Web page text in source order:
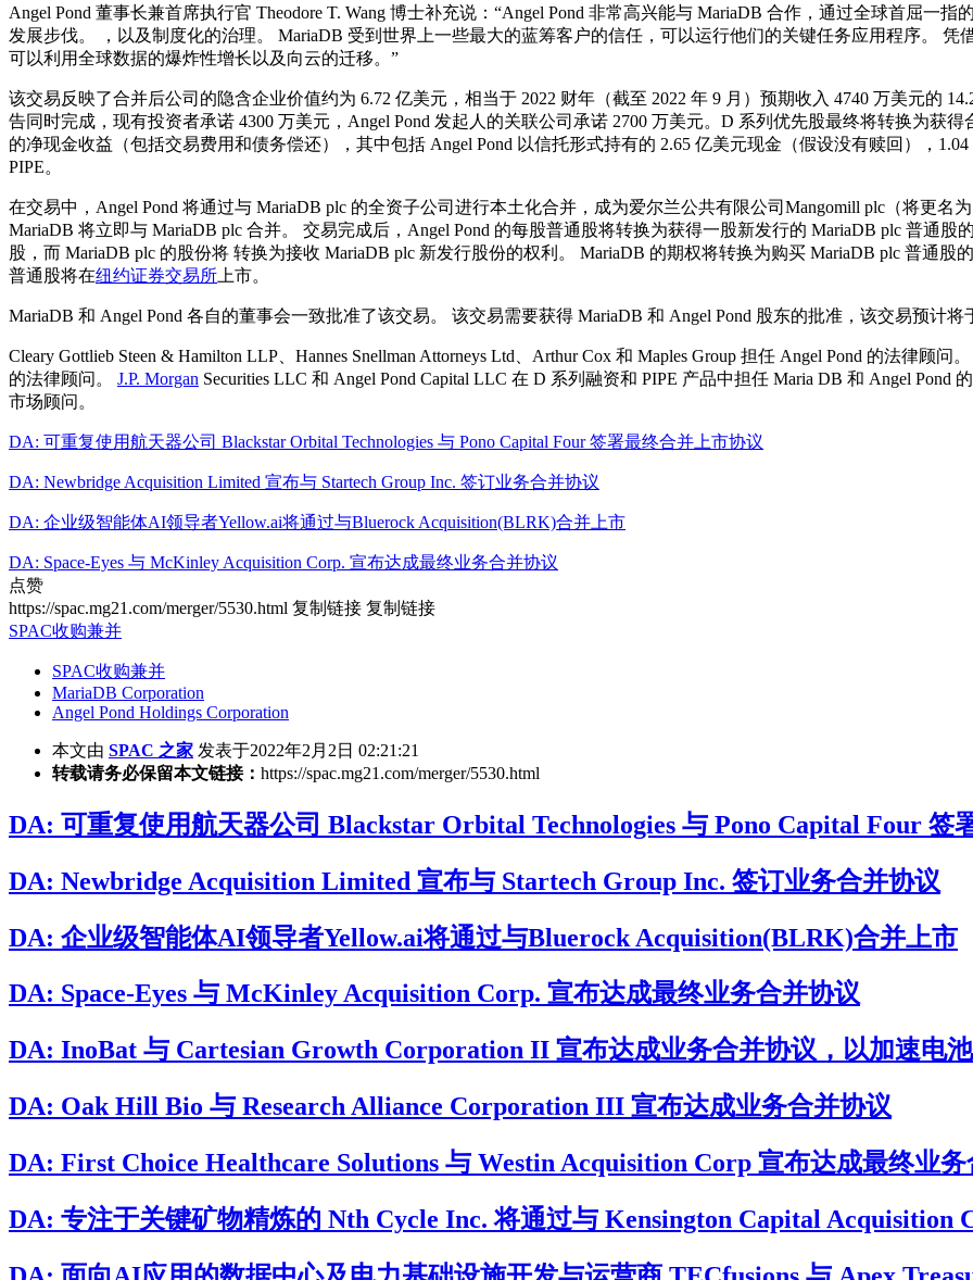
Angel Pond 董事长兼首席执行官 Theodore T. Wang 博士补充说：“Angel Pond 非常高兴能与 MariaDB 合作，通过全球首屈一
发展步伐。 ，以及制度化的治理。 MariaDB 受到世界上一些最大的蓝筹客户的信任，可以运行他们的关键任务应用程序。
可以利用全球数据的爆炸性增长以及向云的迁移。”
该交易反映了合并后公司的隐含企业价值约为 6.72 亿美元，相当于 2022 财年（截至 2022 年 9 月）预期收入 4740 万美元的
告同时完成，现有投资者承诺 4300 万美元，Angel Pond 发起人的关联公司承诺 2700 万美元。D 系列优先股最终将转换为获
的净现金收益（包括交易费用和债务偿还），其中包括 Angel Pond 以信托形式持有的 2.65 亿美元现金（假设没有赎回），
PIPE。
在交易中，Angel Pond 将通过与 MariaDB plc 的全资子公司进行本土化合并，成为爱尔兰公共有限公司Mangomill plc（将更名
MariaDB 将立即与 MariaDB plc 合并。 交易完成后，Angel Pond 的每股普通股将转换为获得一股新发行的 MariaDB plc 普通股
股，而 MariaDB plc 的股份将 转换为接收 MariaDB plc 新发行股份的权利。 MariaDB 的期权将转换为购买 MariaDB plc 普通
普通股将在纽约证券交易所 上市。
MariaDB 和 Angel Pond 各自的董事会一致批准了该交易。 该交易需要获得 MariaDB 和 Angel Pond 股东的批准，该交易预计将
Cleary Gottlieb Steen & Hamilton LLP、Hannes Snellman Attorneys Ltd、Arthur Cox 和 Maples Group 担任 Angel Pond 的法律顾问
的法律顾问。 J.P. Morgan Securities LLC 和 Angel Pond Capital LLC 在 D 系列融资和 PIPE 产品中担任 Maria DB 和 Angel Pond
市场顾问。
DA: 可重复使用航天器公司 Blackstar Orbital Technologies 与 Pono Capital Four 签署最终合并上市协议
DA: Newbridge Acquisition Limited 宣布与 Startech Group Inc. 签订业务合并协议
DA: 企业级智能体AI领导者Yellow.ai将通过与Bluerock Acquisition(BLRK)合并上市
DA: Space-Eyes 与 McKinley Acquisition Corp. 宣布达成最终业务合并协议
点赞
https://spac.mg21.com/merger/5530.html 复制链接 复制链接
SPAC收购兼并
SPAC收购兼并
MariaDB Corporation
Angel Pond Holdings Corporation
本文由 SPAC 之家 发表于2022年2月2日 02:21:21
转载请务必保留本文链接： https://spac.mg21.com/merger/5530.html
DA: 可重复使用航天器公司 Blackstar Orbital Technologies 与 Pono Capital Four 签
DA: Newbridge Acquisition Limited 宣布与 Startech Group Inc. 签订业务合并协议
DA: 企业级智能体AI领导者Yellow.ai将通过与Bluerock Acquisition(BLRK)合并上市
DA: Space-Eyes 与 McKinley Acquisition Corp. 宣布达成最终业务合并协议
DA: InoBat 与 Cartesian Growth Corporation II 宣布达成业务合并协议，以加速电
DA: Oak Hill Bio 与 Research Alliance Corporation III 宣布达成业务合并协议
DA: First Choice Healthcare Solutions 与 Westin Acquisition Corp 宣布达成最终业
DA: 专注于关键矿物精炼的 Nth Cycle Inc. 将通过与 Kensington Capital Acquisition